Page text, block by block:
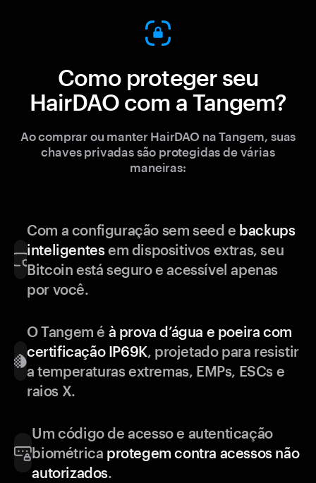
Como proteger seu
HairDAO com a Tangem?
Ao comprar ou manter HairDAO na Tangem, suas
chaves privadas são protegidas de várias
maneiras:
Com a configuração sem seed e backups
inteligentesem dispositivos extras, seu
Bitcoin está seguro e acessível apenas
por você.
O Tangem é à prova d’água e poeira com
certificação IP69K, projetado para resistir
a temperaturas extremas, EMPs, ESCs e
raios X.
Um código de acesso e autenticação
biométrica protegem contra acessos não
autorizados.